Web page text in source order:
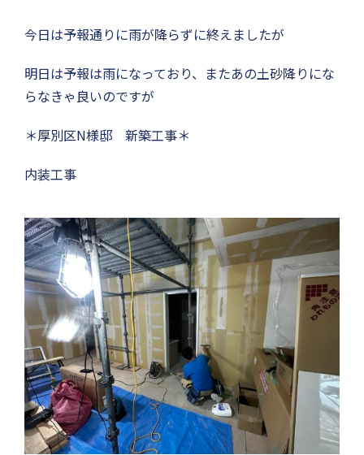
今日は予報通りに雨が降らずに終えましたが
明日は予報は雨になっており、またあの土砂降りにな
らなきゃ良いのですが
＊厚別区N様邸 新築工事＊
内装工事